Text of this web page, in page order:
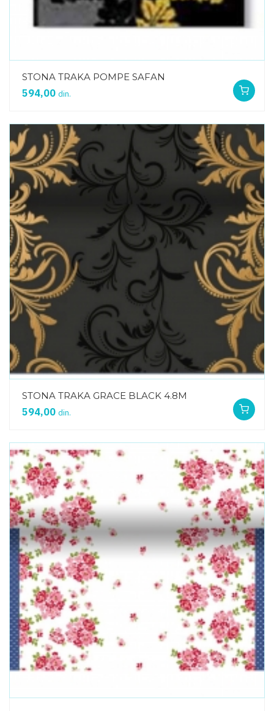
STONA TRAKA POMPE SAFAN
594,00 din.
STONA TRAKA GRACE BLACK 4.8M
594,00 din.